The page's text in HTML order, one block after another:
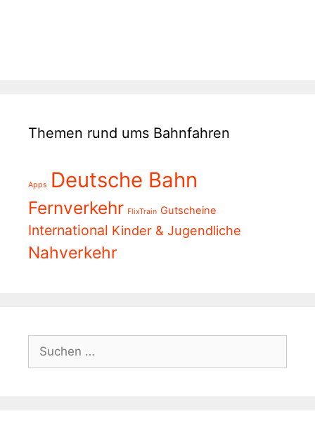
Themen rund ums Bahnfahren
Apps Deutsche Bahn
Fernverkehr FlixTrain Gutscheine
International Kinder & Jugendliche
Nahverkehr
nach: